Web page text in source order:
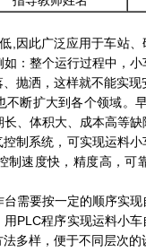
,因此广泛应用于车站
：整个运行过程中，
抛洒，这样就不能实现
不断扩大到各个领域。
、体积大、成本高等
制系统，可实现运料
制速度快，精度高，
需要按一定的顺序实
PLC程序实现运料小
多样，便于不同层次